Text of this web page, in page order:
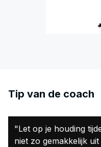
Tip van de coach
"Let op je houding
niet zo gemakkelijk